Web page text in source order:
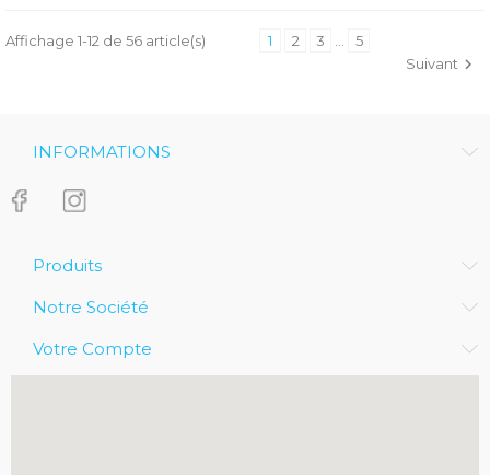
Affichage 1-12 de 56 article(s) 1 2 3
5
Suivant 
INFORMATIONS
Produits
Notre Société
Votre Compte